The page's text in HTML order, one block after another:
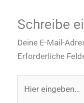
Schreibe
Deine E-Mail-
Erforderliche
eingeben…